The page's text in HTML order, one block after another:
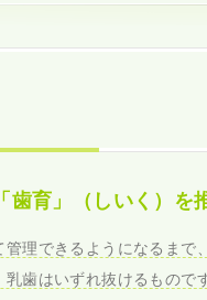
歯育」（しいく）を
理できるようになるまで
歯はいずれ抜けるもので